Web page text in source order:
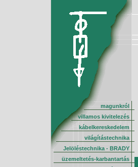
magunkról
villamos kivitelezés
kábelkereskedelem
világítástechnika
Jelöléstechnika - BRADY
üzemeltetés-karbantartás